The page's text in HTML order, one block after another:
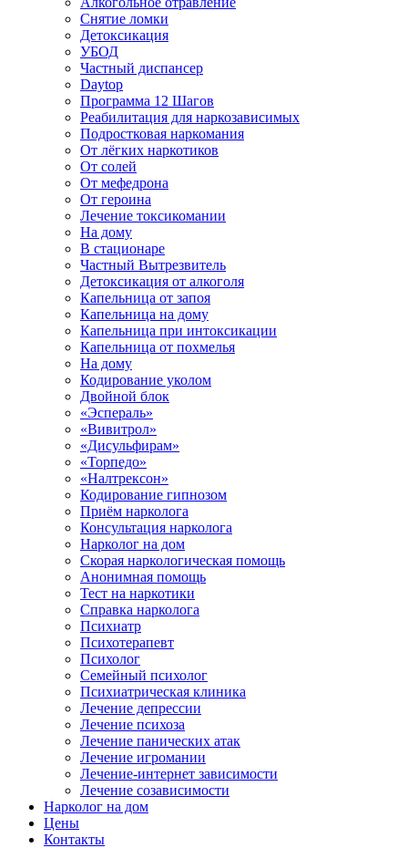
Снятие ломки
Детоксикация
УБОД
Частный диспансер
Daytop
Программа 12 Шагов
Реабилитация для наркозависимых
Подростковая наркомания
От лёгких наркотиков
От солей
От мефедрона
От героина
Лечение токсикомании
На дому
В стационаре
Частный Вытрезвитель
Детоксикация от алкоголя
Капельница от запоя
Капельница на дому
Капельница при интоксикации
Капельница от похмелья
На дому
Кодирование уколом
Двойной блок
«Эспераль»
«Вивитрол»
«Дисульфирам»
«Торпедо»
«Налтрексон»
Кодирование гипнозом
Приём нарколога
Консультация нарколога
Нарколог на дом
Скорая наркологическая помощь
Анонимная помощь
Тест на наркотики
Справка нарколога
Психиатр
Психотерапевт
Психолог
Семейный психолог
Психиатрическая клиника
Лечение депрессии
Лечение психоза
Лечение панических атак
Лечение игромании
Лечение-интернет зависимости
Лечение созависимости
Нарколог на дом
Цены
Контакты